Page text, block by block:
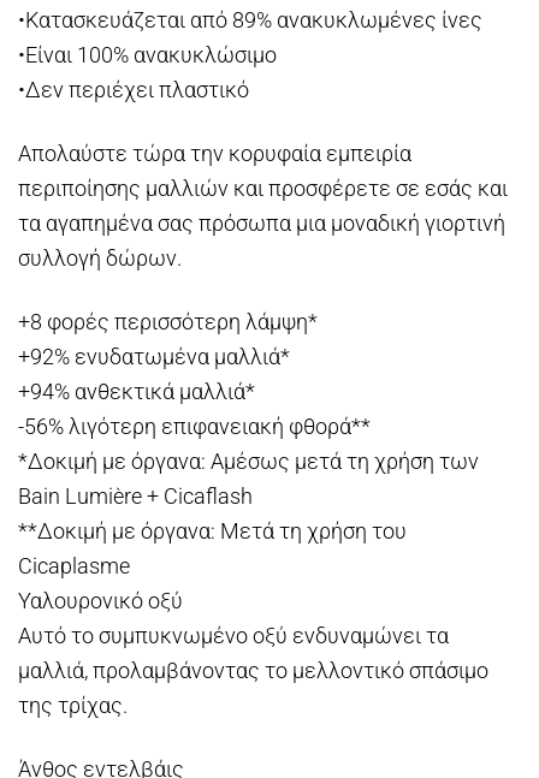
•Κατασκευάζεται από 89% ανακυκλωμένες ίνες
•Είναι 100% ανακυκλώσιμο
•Δεν περιέχει πλαστικό
Απολαύστε τώρα την κορυφαία εμπειρία
περιποίησης μαλλιών και προσφέρετε σε εσάς και
τα αγαπημένα σας πρόσωπα μια μοναδική γιορτινή
συλλογή δώρων.
+8 φορές περισσότερη λάμψη*
+92% ενυδατωμένα μαλλιά*
+94% ανθεκτικά μαλλιά*
-56% λιγότερη επιφανειακή φθορά**
*Δοκιμή με όργανα: Αμέσως μετά τη χρήση των
Bain Lumière + Cicaflash
**Δοκιμή με όργανα: Μετά τη χρήση του
Cicaplasme
Υαλουρονικό οξύ
Αυτό το συμπυκνωμένο οξύ ενδυναμώνει τα
μαλλιά, προλαμβάνοντας το μελλοντικό σπάσιμο
της τρίχας.
Άνθος εντελβάις